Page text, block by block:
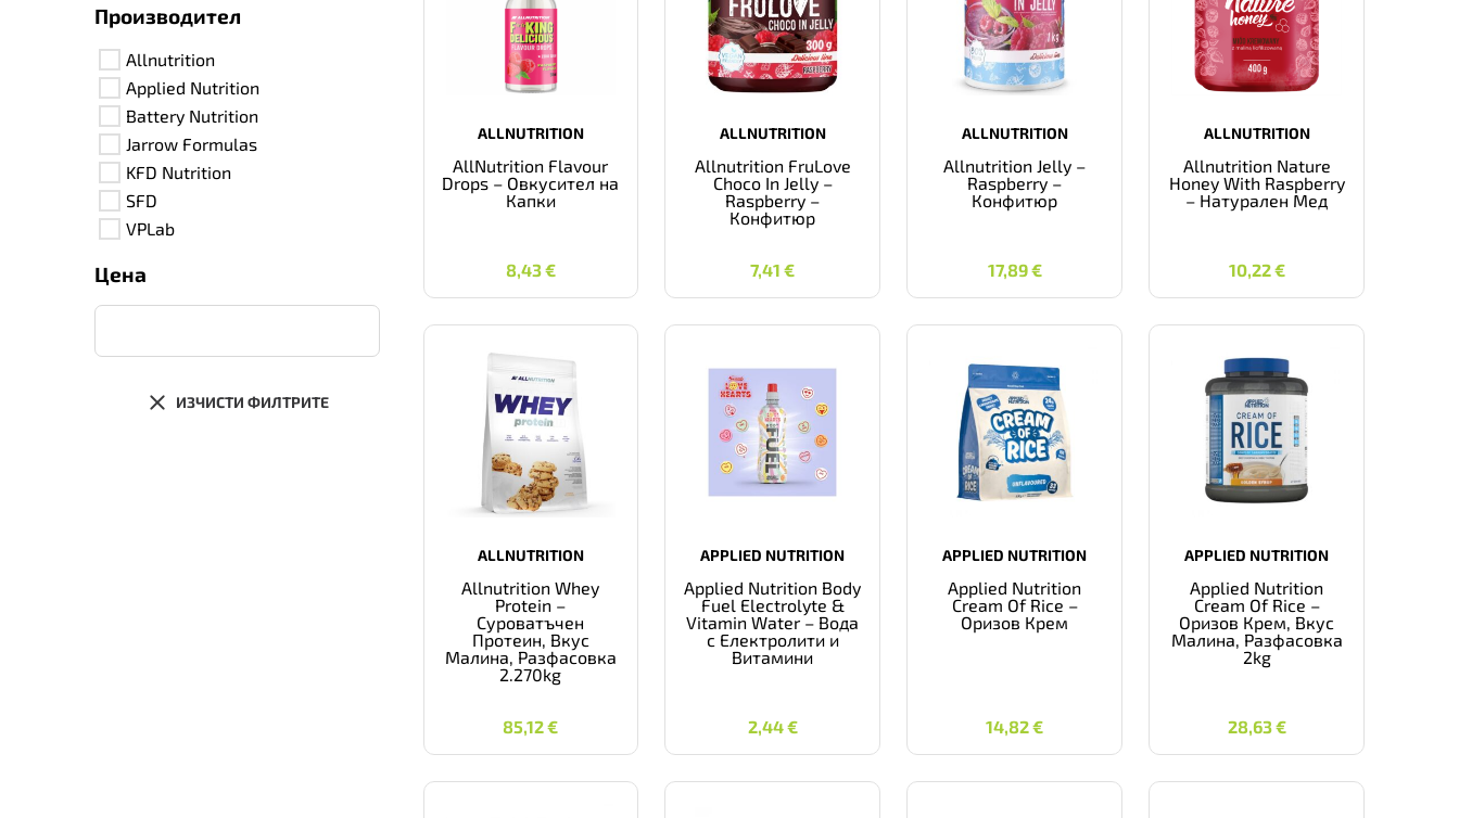
Производител
Allnutrition
Applied Nutrition
Battery Nutrition
Jarrow Formulas
KFD Nutrition
SFD
VPLab
Цена
ИЗЧИСТИ ФИЛТРИТЕ
ALLNUTRITION
AllNutrition Flavour
Drops – Овкусител на
Капки
8,43€
8,43
ALLNUTRITION
Allnutrition FruLove
Choco In Jelly –
Raspberry –
Конфитюр
7,41€
€
ALLNUTRITION
Allnutrition Jelly –
Raspberry –
Конфитюр
17,89€
17,89 €
ALLNUTRITION
Allnutrition Nature
Honey With Raspberry
– Натурален Мед
10,22€
10,22 €
ALLNUTRITION
Allnutrition Whey
Protein –
Суроватъчен
Протеин, Вкус
Малина, Разфасовка
2.270kg
85,12€
85,12 €
APPLIED NUTRITION
Applied Nutrition Body
Fuel Electrolyte &
Vitamin Water – Вода
с Електролити и
Витамини
2,44€
2,44
APPLIED NUTRITION
Applied Nutrition
Cream Of Rice –
Оризов Крем
14,82€
14,82 €
APPLIED NUTRITION
Applied Nutrition
Cream Of Rice –
Оризов Крем, Вкус
Малина, Разфасовка
2kg
28,63€
28,63